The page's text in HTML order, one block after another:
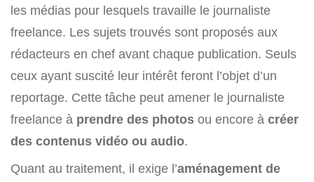
les médias pour lesquels travaille le journaliste
freelance. Les sujets trouvés sont proposés aux
rédacteurs en chef avant chaque publication. Seuls
ceux ayant suscité leur intérêt feront l’objet d’un
reportage. Cette tâche peut amener le journaliste
freelance à prendre des photos ou encore à créer
des contenus vidéo ou audio.
Quant au traitement, il exige l’aménagement de